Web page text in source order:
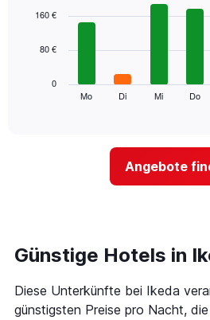
die
Monate
Zimmerpreis
anzeigt.
chart
bars.
durchschnittlichen
jeweiligen
Wochentag.
Diagramm
hat
Mo Di Mi Do
0
80 €
160 €
Angebote
Günstige Hotels in
Diese Unterkünfte bei Ikeda
günstigsten Preise pro Nacht,